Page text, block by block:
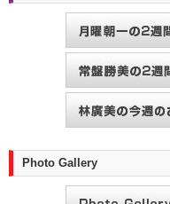
Photo Gallery